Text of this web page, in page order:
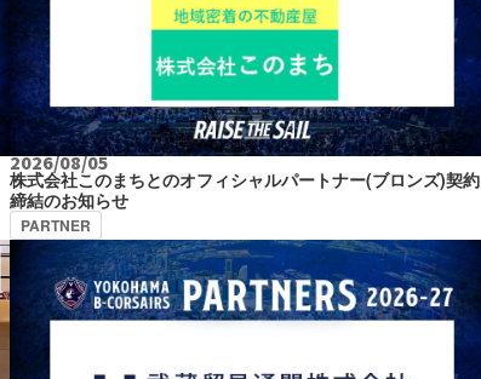
2026/08/05
株式会社このまちとのオフィシャルパートナー(ブロンズ)契約
締結のお知らせ
PARTNER